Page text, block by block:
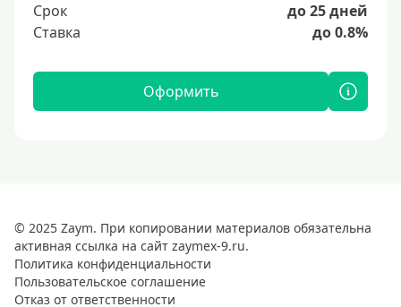
Срок
до 25 дней
Ставка
до 0.8%
Оформить
© 2025 Zaym. При копировании материалов обязательна
активная ссылка на сайт zaymex-9.ru.
Политика конфиденциальности
Пользовательское соглашение
Отказ от ответственности